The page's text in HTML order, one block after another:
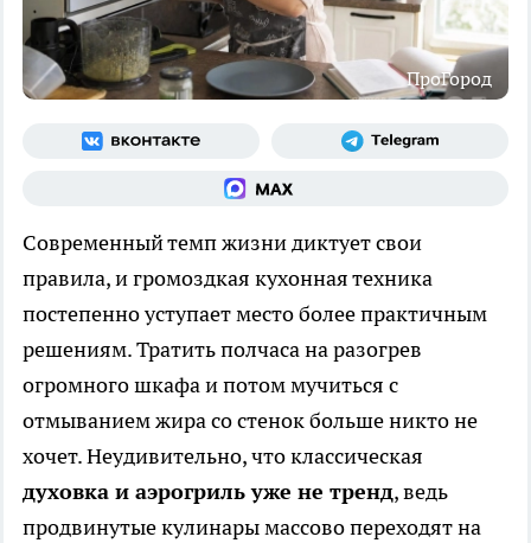
ПроГород
Современный темп жизни диктует свои
правила, и громоздкая кухонная техника
постепенно уступает место более практичным
решениям. Тратить полчаса на разогрев
огромного шкафа и потом мучиться с
отмыванием жира со стенок больше никто не
хочет. Неудивительно, что классическая
духовка и аэрогриль уже не тренд, ведь
продвинутые кулинары массово переходят на